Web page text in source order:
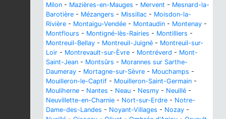
Milon - Mazières-en-Mauges - Mervent - Mesnard-la-
Barotière - Mézangers - Missillac - Moisdon-la-
Rivière - Montaigu-Vendée - Montaudin - Montenay -
Montflours - Montigné-lès-Rairies - Montilliers -
Montreuil-Bellay - Montreuil-Juigné - Montreuil-sur-
Loir - Montrevault-sur-Èvre - Montréverd - Mont-
Saint-Jean - Montsûrs - Morannes sur Sarthe-
Daumeray - Mortagne-sur-Sèvre - Mouchamps -
Mouilleron-le-Captif - Mouilleron-Saint-Germain -
Mouliherne - Nantes - Neau - Nesmy - Neuillé -
Neuvillette-en-Charnie - Nort-sur-Erdre - Notre-
Dame-des-Landes - Noyant-Villages - Nozay -